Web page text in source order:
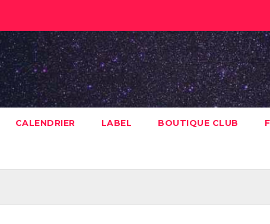
CALENDRIER LABEL BOUTIQUE CLUB